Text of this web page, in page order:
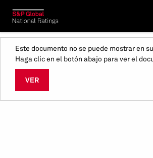
Este documento no se puede mostrar en
Haga clic en el botón abajo para ver el
VER